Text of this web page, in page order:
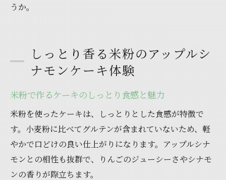
うか。
しっとり香る米粉のアップルシ
ナモンケーキ体験
米粉で作るケーキのしっとり食感と魅力
米粉を使ったケーキは、しっとりとした食感が特徴で
す。小麦粉に比べてグルテンが含まれていないため、軽
やかで口どけの良い仕上がりになります。アップルシナ
モンとの相性も抜群で、りんごのジューシーさやシナモ
ンの香りが際立ちます。